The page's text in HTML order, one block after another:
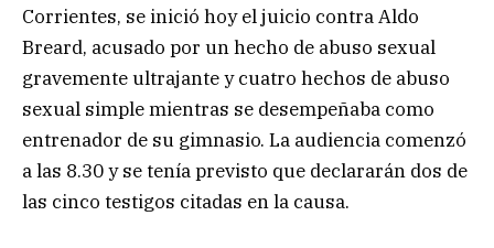
Corrientes, se inició hoy el juicio contra Aldo
Breard, acusado por un hecho de abuso sexual
gravemente ultrajante y cuatro hechos de abuso
sexual simple mientras se desempeñaba como
entrenador de su gimnasio. La audiencia comenzó
a las 8.30 y se tenía previsto que declararán dos de
las cinco testigos citadas en la causa.